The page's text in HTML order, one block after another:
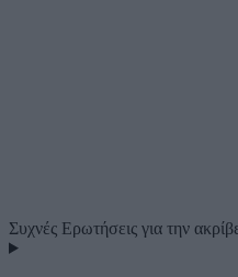
Συχνές Ερωτήσεις για την